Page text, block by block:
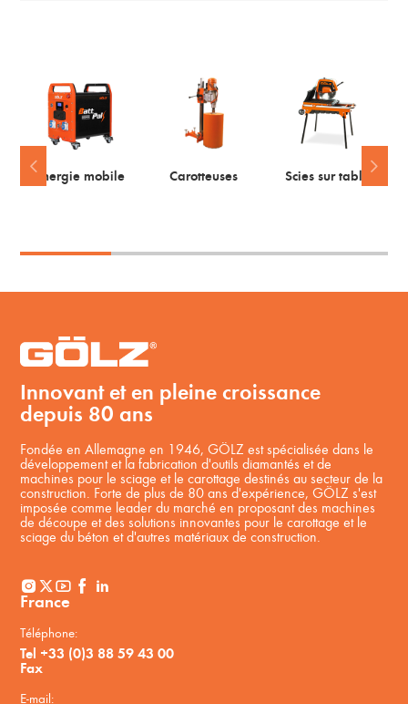
Energie mobile Carotteuses Scies sur table
Innovant et en pleine croissance
depuis 80 ans
Fondée en Allemagne en 1946, GÖLZ est spécialisée dans le
développement et la fabrication d'outils diamantés et de
machines pour le sciage et le carottage destinés au secteur de la
construction. Forte de plus de 80 ans d'expérience, GÖLZ s'est
imposée comme leader du marché en proposant des machines
de découpe et des solutions innovantes pour le carottage et le
sciage du béton et d'autres matériaux de construction.
France
Téléphone:
Tel +33 (0)3 88 59 43 00
Fax
E-mail: